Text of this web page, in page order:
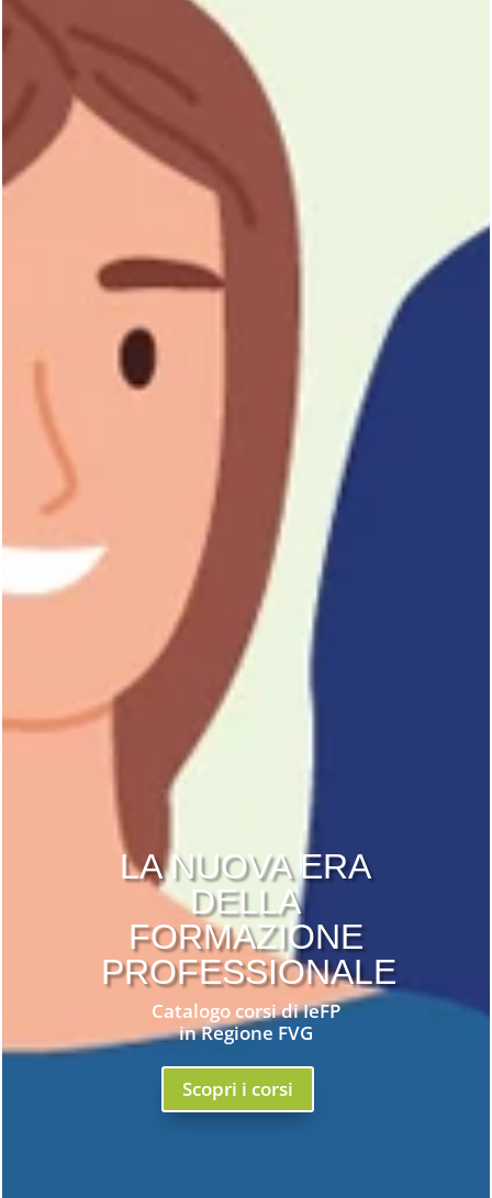
LA NUOVA ERA
DELLA
FORMAZIONE
PROFESSIONALE
Catalogo corsi di IeFP
in Regione FVG
Scopri i corsi